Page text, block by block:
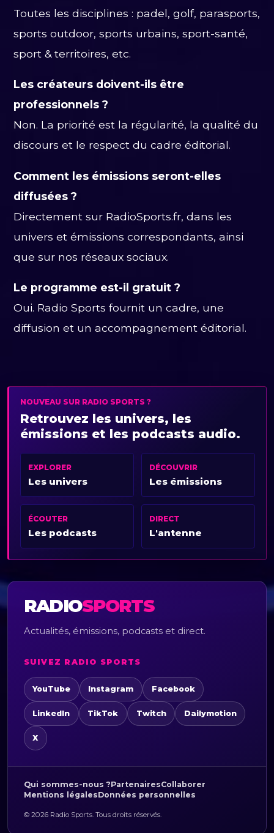
Toutes les disciplines : padel, golf, parasports,
sports outdoor, sports urbains, sport-santé,
sport & territoires, etc.
Les créateurs doivent-ils être
professionnels ?
Non. La priorité est la régularité, la qualité du
discours et le respect du cadre éditorial.
Comment les émissions seront-elles
diffusées ?
Directement sur RadioSports.fr, dans les
univers et émissions correspondants, ainsi
que sur nos réseaux sociaux.
Le programme est-il gratuit ?
Oui. Radio Sports fournit un cadre, une
diffusion et un accompagnement éditorial.
NOUVEAU SUR RADIO SPORTS ?
Retrouvez les univers, les
émissions et les podcasts audio.
EXPLORER
Les univers
DÉCOUVRIR
Les émissions
ÉCOUTER
Les podcasts
DIRECT
L'antenne
RADIOSPORTS
Actualités, émissions, podcasts et direct.
SUIVEZ RADIO SPORTS
YouTube Instagram Facebook
LinkedIn TikTok Twitch Dailymotion
X
Qui sommes-nous ?PartenairesCollaborer
Mentions légalesDonnées personnelles
© 2026 Radio Sports. Tous droits réservés.